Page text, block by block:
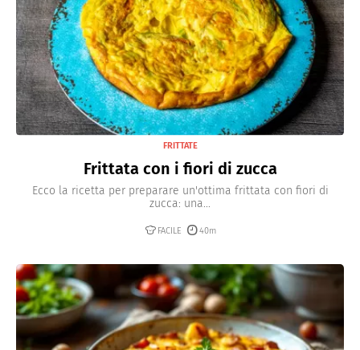
FRITTATE
Frittata con i fiori di zucca
Ecco la ricetta per preparare un'ottima frittata con fiori di
zucca: una...
FACILE 40m